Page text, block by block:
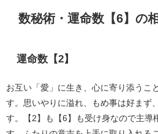
数秘術・運命数【6】の
運命数【2】
お互い「愛」に生き、心に寄り添うこ
す。思いやりに溢れ、もめ事は好まず
す。【2】も【6】も受け身なので主導